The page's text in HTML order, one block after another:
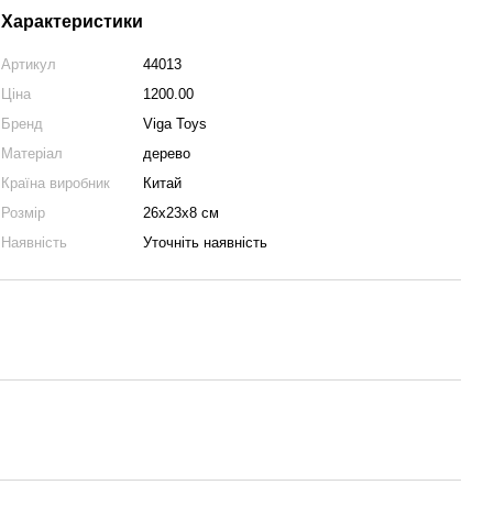
Характеристики
Артикул
44013
Ціна
1200.00
Бренд
Viga Toys
Матеріал
дерево
Країна виробник
Китай
Розмір
26х23х8 см
Наявність
Уточніть наявність